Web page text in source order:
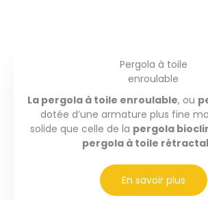
Pergola à toile
enroulable
La pergola à toile enroulable, ou
dotée d’une armature plus fine
solide que celle de la pergola
pergola à toile
En savoir plus